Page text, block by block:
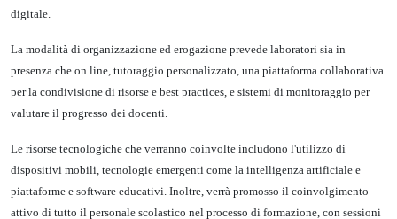
digitale.
La modalità di organizzazione ed erogazione prevede laboratori sia in
presenza che on line, tutoraggio personalizzato, una piattaforma collaborativa
per la condivisione di risorse e best practices, e sistemi di monitoraggio per
valutare il progresso dei docenti.
Le risorse tecnologiche che verranno coinvolte includono l'utilizzo di
dispositivi mobili, tecnologie emergenti come la intelligenza artificiale e
piattaforme e software educativi. Inoltre, verrà promosso il coinvolgimento
attivo di tutto il personale scolastico nel processo di formazione, con sessioni